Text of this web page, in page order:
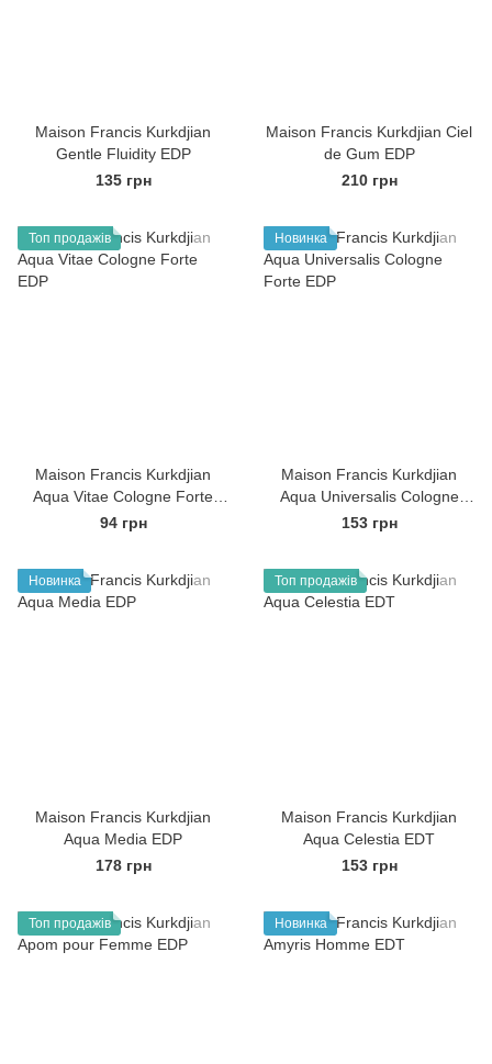
Maison Francis Kurkdjian
Gentle Fluidity EDP
135 грн
Maison Francis Kurkdjian Ciel
de Gum EDP
210 грн
Топ продажів
Maison Francis Kurkdjian
Aqua Vitae Cologne Forte
EDP
94 грн
Новинка
Maison Francis Kurkdjian
Aqua Universalis Cologne
Forte EDP
153 грн
Новинка
Maison Francis Kurkdjian
Aqua Media EDP
178 грн
Топ продажів
Maison Francis Kurkdjian
Aqua Celestia EDT
153 грн
Топ продажів Новинка